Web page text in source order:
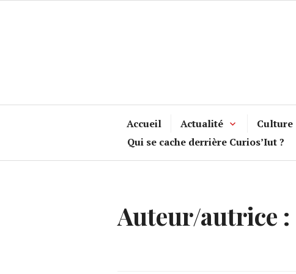
Accueil Actualité Culture
Qui se cache derrière Curios’Iut ?
Auteur/autrice :